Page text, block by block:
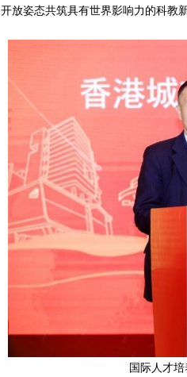
开放姿态共筑具有世界影响力的科教新
国际人才